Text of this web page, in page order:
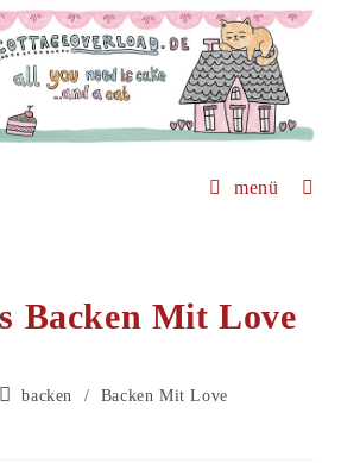
menü
Backen Mit Love
Beitrags-
backen /
Backen Mit Love